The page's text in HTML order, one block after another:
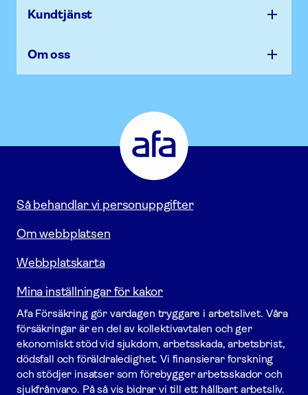
Kundtjänst
Om oss
Försäkring
Gå
till
startsidan
Så behandlar vi personuppgifter
Om webbplatsen
Webbplatskarta
Mina inställningar för kakor
Afa För­säkring gör vardagen tryggare i arbetslivet. Våra
försäk­ringar är en del av kollektivavtalen och ger
ekonomiskt stöd vid sjukdom, arbetsskada, arbetsbrist,
dödsfall och föräldraledighet. Vi finansierar forskning
och stödjer insatser som förebygger arbets­skador och
sjukfrånvaro. På så vis bidrar vi till ett hållbart arbetsliv.